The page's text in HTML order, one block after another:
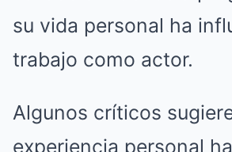
su vida personal ha
trabajo como actor.
Algunos críticos
experiencia personal ha